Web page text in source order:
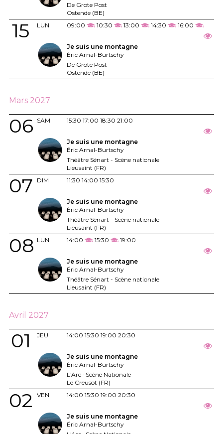
De Grote Post
Ostende (BE)
LUN
15 09:00 10:30 13:00 14:30 16:00
Je suis une montagne
Éric Arnal-Burtschy
De Grote Post
Ostende (BE)
Mars 2027
SAM
06 15:30 17:00 18:30 21:00
Je suis une montagne
Éric Arnal-Burtschy
Théâtre Sénart - Scène nationale
Lieusaint (FR)
DIM
07 11:30 14:00 15:30
Je suis une montagne
Éric Arnal-Burtschy
Théâtre Sénart - Scène nationale
Lieusaint (FR)
LUN
08 14:00 15:30 19:00
Je suis une montagne
Éric Arnal-Burtschy
Théâtre Sénart - Scène nationale
Lieusaint (FR)
Avril 2027
JEU
01 14:00 15:30 19:00 20:30
Je suis une montagne
Éric Arnal-Burtschy
L'Arc · Scène Nationale
Le Creusot (FR)
VEN
02 14:00 15:30 19:00 20:30
Je suis une montagne
Éric Arnal-Burtschy